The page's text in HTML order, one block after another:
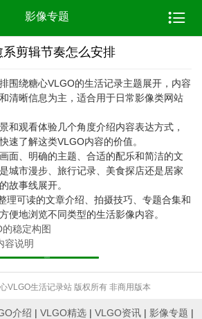
影像专题 
系剪辑节奏怎么安排
围绕糖心VLGO的生活记录主题展开，内容
清晰信息为主，适合用于日常影像类网站
和观看体验几个角度介绍内容表达方式，
速了解这类VLGO内容的价值。
面、明确的主题、合适的配乐和简洁的文
城市漫步、旅行记录、美食探店还是居家
故事线展开。
理可读的文章介绍、拍摄技巧、专题合集和
便地浏览不同类型的生活影像内容。
的稳定构图
容说明
VLGO生活记录站 版权所有 非商用版本
介绍 | VLGO精选 | VLGO资讯 | 影像专题 |